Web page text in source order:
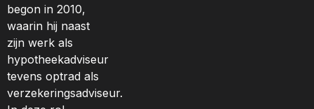
begon in 2010,
waarin hij naast
zijn werk als
hypotheekadviseur
tevens optrad als
verzekeringsadviseur.